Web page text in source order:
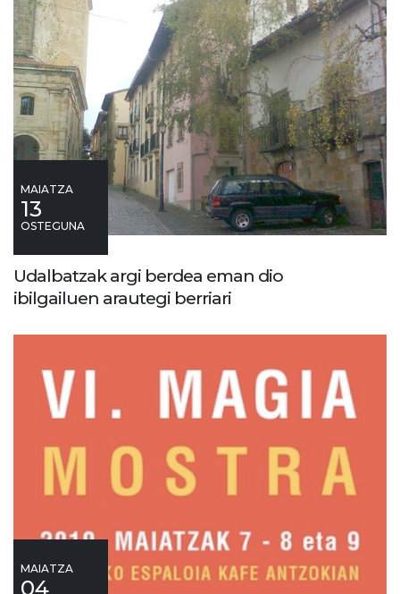
MAIATZA
13
OSTEGUNA
Udalbatzak argi berdea eman dio
ibilgailuen arautegi berriari
MAIATZA
04